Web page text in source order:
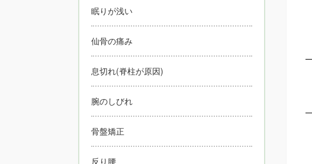
眠りが浅い
仙骨の痛み
息切れ(脊柱が原因)
腕のしびれ
骨盤矯正
反り腰